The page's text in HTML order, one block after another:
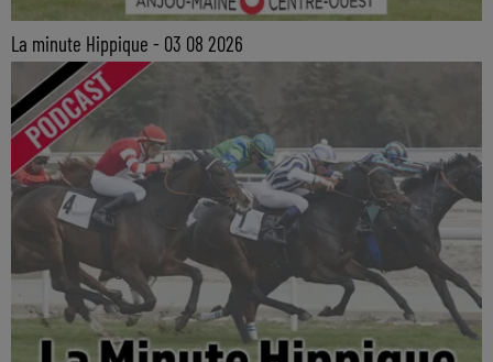
La minute Hippique - 03 08 2026